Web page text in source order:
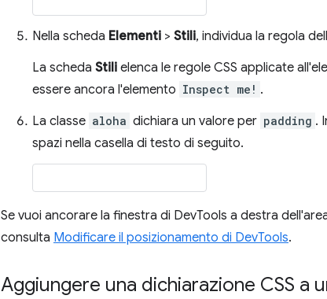
Nella scheda Elementi > Stili, individua la regola
La scheda Stili elenca le regole CSS applicate
essere ancora l'elemento Inspect me! .
La classe aloha dichiara un valore per padding .
spazi nella casella di testo di seguito.
Se vuoi ancorare la finestra di DevTools a destra
consulta Modificare il posizionamento di DevTools.
Aggiungere una dichiarazione CSS a